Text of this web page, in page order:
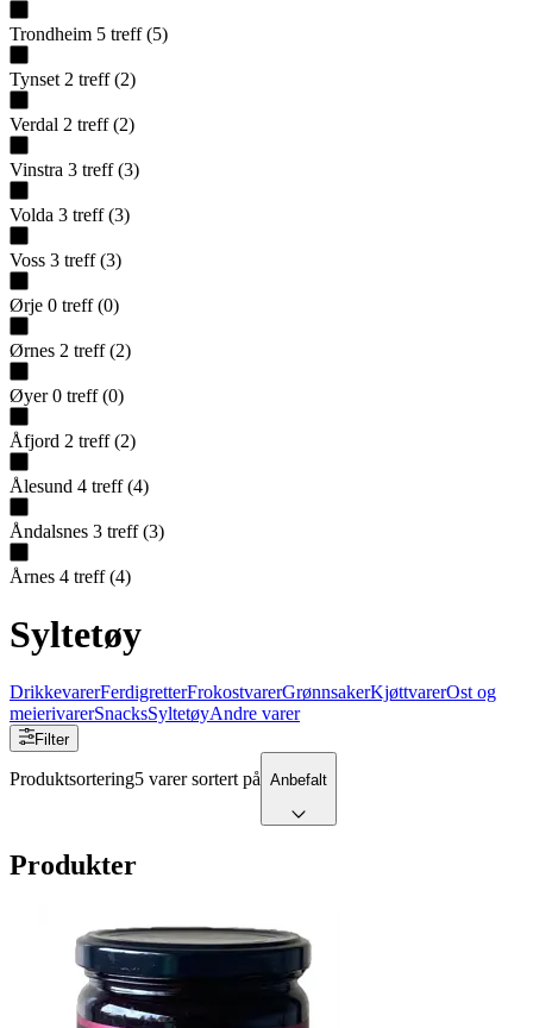
Trondheim 5 treff (5)
Tynset 2 treff (2)
Verdal 2 treff (2)
Vinstra 3 treff (3)
Volda 3 treff (3)
Voss 3 treff (3)
Ørje 0 treff (0)
Ørnes 2 treff (2)
Øyer 0 treff (0)
Åfjord 2 treff (2)
Ålesund 4 treff (4)
Åndalsnes 3 treff (3)
Årnes 4 treff (4)
Syltetøy
DrikkevarerFerdigretterFrokostvarerGrønnsakerKjøttvarerOst og
meierivarerSnacksSyltetøyAndre varer
Filter
Produktsortering5 varer sortert på Anbefalt
Produkter